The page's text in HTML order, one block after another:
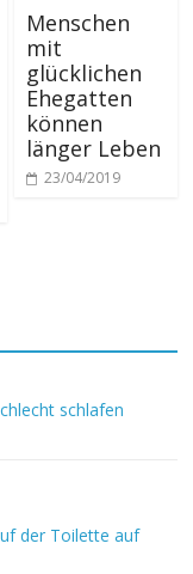
Menschen
mit
glücklichen
Ehegatten
können
länger Leben
23/04/2019
schlafen
der Toilette auf